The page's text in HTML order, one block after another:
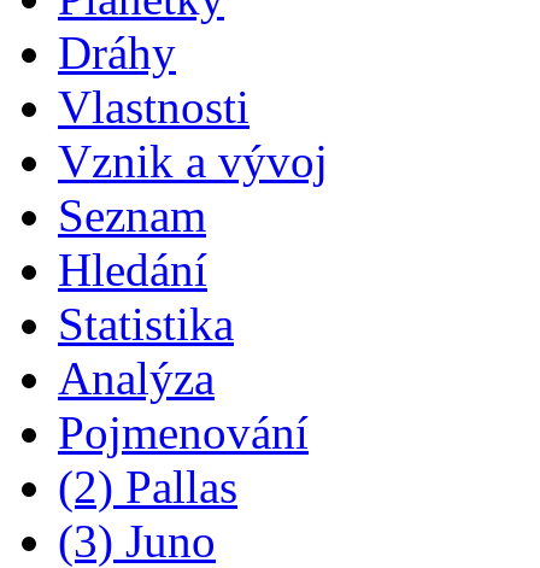
Dráhy
Vlastnosti
Vznik a vývoj
Seznam
Hledání
Statistika
Analýza
Pojmenování
(2) Pallas
(3) Juno